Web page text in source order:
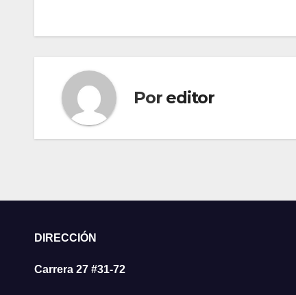
entradas
Por editor
DIRECCIÓN
Carrera 27 #31-72